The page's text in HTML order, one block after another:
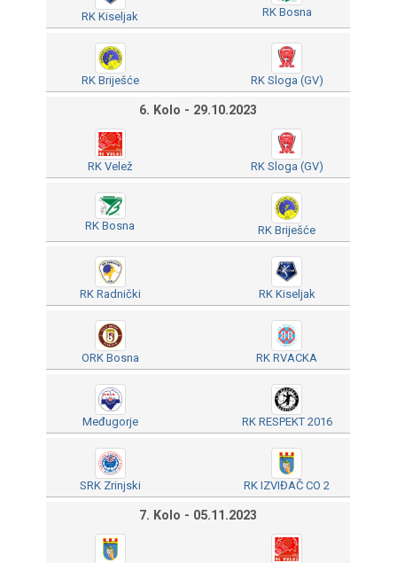
RK Kiseljak RK Bosna
RK Briješće RK Sloga (GV)
6. Kolo - 29.10.2023
RK Velež RK Sloga (GV)
RK Bosna RK Briješće
RK Radnički RK Kiseljak
ORK Bosna RK RVACKA
Međugorje RK RESPEKT 2016
SRK Zrinjski RK IZVIĐAČ CO 2
7. Kolo - 05.11.2023